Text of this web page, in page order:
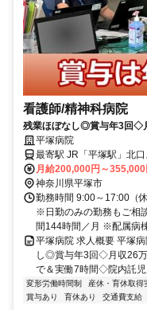
看護師/精神科病院
残業ほぼなし◎賞与年3回◇
は17時まで＆実働7時間◇院
平塚駅、看護師、正職員】
平塚病院
最寄駅 JR「平塚駅」北
村団地停留所」下車徒歩
行き」乗車30分→終点「
駅」・小田急線「伊勢原
月給200,000円～355,000
神奈川県平塚市
勤務時間 9:00～17:00（
※日勤のみの勤務もご相
間144時間／月 ※配属病
平塚病院 求人概要 平塚
し◎賞与年3回◇月収26
で＆実働7時間◇院内託児
変形労働時間制 産休・育休取得
賞与あり
育休あり 交通費支給